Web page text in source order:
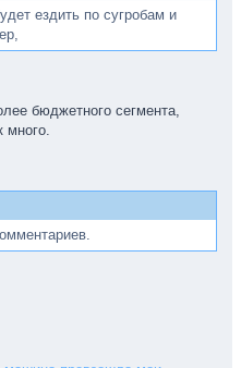
ездить по сугробам и
бюджетного сегмента,
много.